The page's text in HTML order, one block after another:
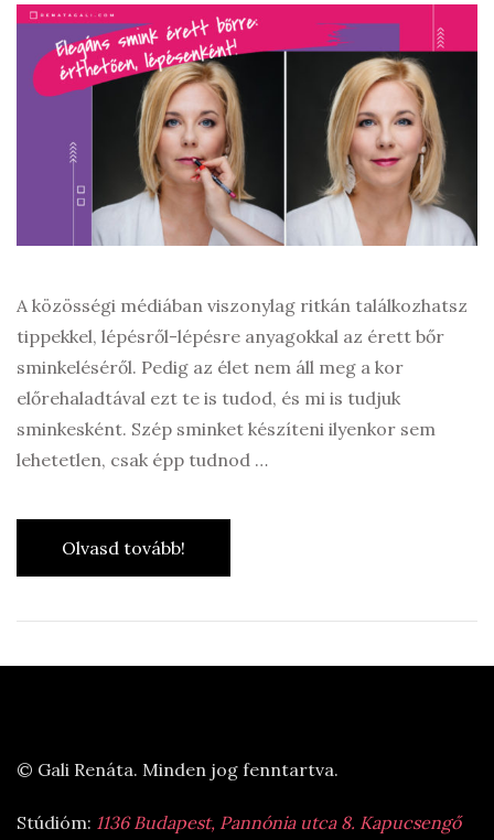
A közösségi médiában viszonylag ritkán találkozhatsz
tippekkel, lépésről-lépésre anyagokkal az érett bőr
sminkeléséről. Pedig az élet nem áll meg a kor
előrehaladtával ezt te is tudod, és mi is tudjuk
sminkesként. Szép sminket készíteni ilyenkor sem
lehetetlen, csak épp tudnod …
Olvasd tovább!
© Gali Renáta. Minden jog fenntartva.
Stúdióm: 1136 Budapest, Pannónia utca 8. Kapucsengő